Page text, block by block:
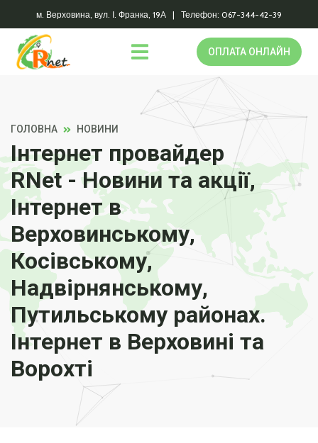
м. Верховина, вул. І. Франка, 19А | Телефон: 067-344-42-39
ОПЛАТА ОНЛАЙН
ГОЛОВНА НОВИНИ
Інтернет провайдер
RNet - Новини та акції,
Інтернет в
Верховинському,
Косівському,
Надвірнянському,
Путильському районах.
Інтернет в Верховині та
Ворохті